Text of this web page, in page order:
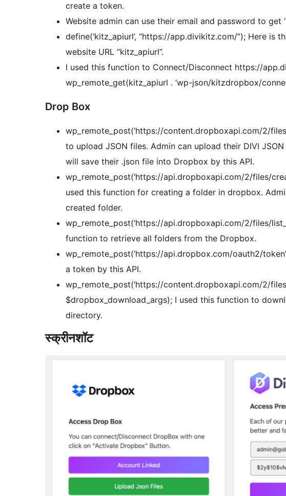
create a token.
Website admin can use their email and password to get
define(‘kitz_apiurl’, “https://app.divikitz.com/”); Here is
website URL “kitz_apiurl”.
I used this function to Connect/Disconnect https://
wp_remote_get(kitz_apiurl . ‘wp-json/kitzdropbox/
Drop Box
wp_remote_post(‘https://content.dropboxapi.com/2/
to upload JSON files. Admin can upload their DIVI
will save their .json file into Dropbox by this API.
wp_remote_post(‘https://api.dropboxapi.com/2/files/
used this function for creating a folder in dropbox.
created folder.
wp_remote_post(‘https://api.dropboxapi.com/2/files/
function to retrieve all folders from the Dropbox.
wp_remote_post(‘https://api.dropbox.com/oauth2/
a token by this API.
wp_remote_post(‘https://content.dropboxapi.com/2/
$dropbox_download_args); I used this function to
directory.
स्क्रीनशॉट